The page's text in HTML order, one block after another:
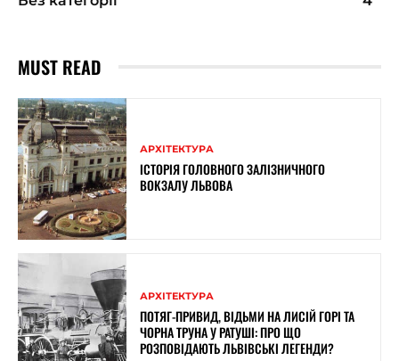
MUST READ
АРХІТЕКТУРА
ІСТОРІЯ ГОЛОВНОГО ЗАЛІЗНИЧНОГО
ВОКЗАЛУ ЛЬВОВА
АРХІТЕКТУРА
ПОТЯГ-ПРИВИД, ВІДЬМИ НА ЛИСІЙ ГОРІ ТА
ЧОРНА ТРУНА У РАТУШІ: ПРО ЩО
РОЗПОВІДАЮТЬ ЛЬВІВСЬКІ ЛЕГЕНДИ?